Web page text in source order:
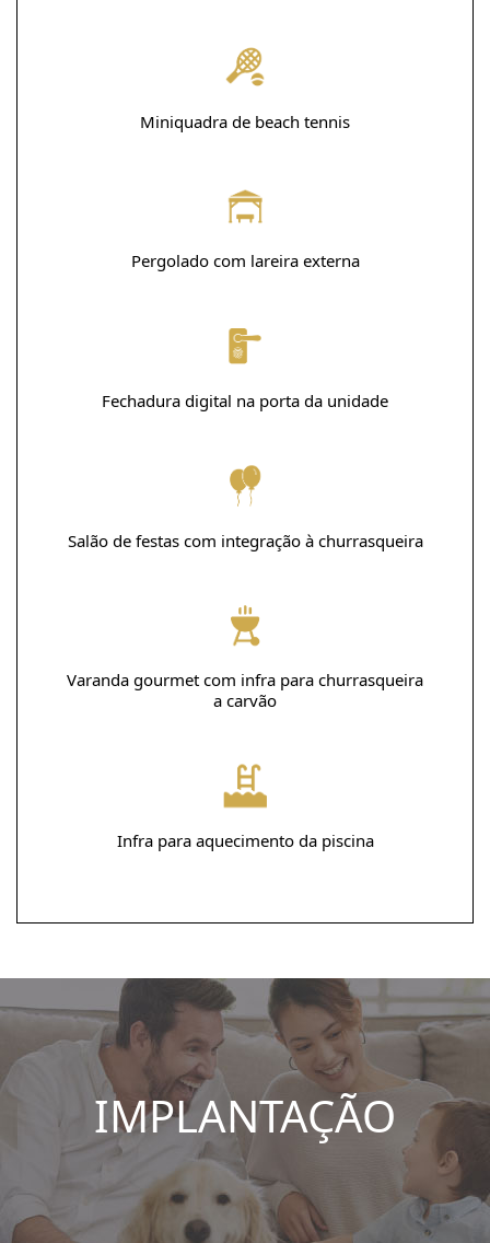
Miniquadra de beach tennis
Pergolado com lareira externa
Fechadura digital na porta da unidade
Salão de festas com integração à churrasqueira
Varanda gourmet com infra para churrasqueira
a carvão
Infra para aquecimento da piscina
IMPLANTAÇÃO